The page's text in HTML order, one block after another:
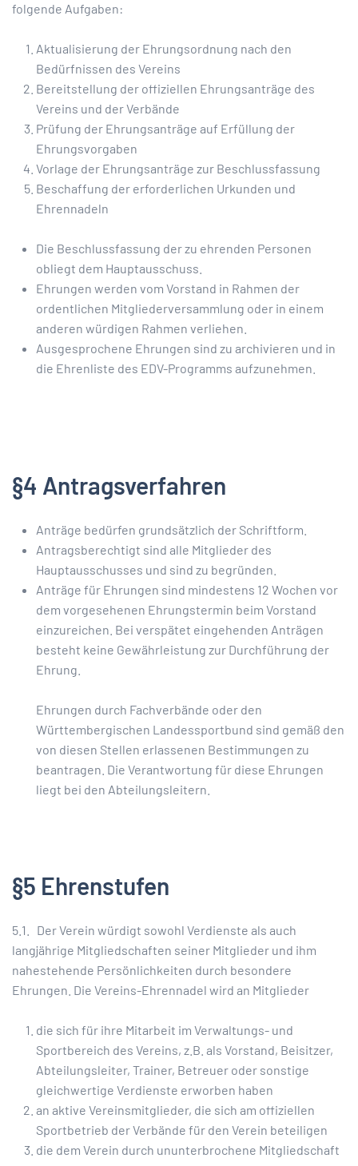
folgende Aufgaben:
Aktualisierung der Ehrungsordnung nach den
Bedürfnissen des Vereins
Bereitstellung der offiziellen Ehrungsanträge des
Vereins und der Verbände
Prüfung der Ehrungsanträge auf Erfüllung der
Ehrungsvorgaben
Vorlage der Ehrungsanträge zur Beschlussfassung
Beschaffung der erforderlichen Urkunden und
Ehrennadeln
Die Beschlussfassung der zu ehrenden Personen
obliegt dem Hauptausschuss.
Ehrungen werden vom Vorstand in Rahmen der
ordentlichen Mitgliederversammlung oder in einem
anderen würdigen Rahmen verliehen.
Ausgesprochene Ehrungen sind zu archivieren und in
die Ehrenliste des EDV-Programms aufzunehmen.
§4 Antragsverfahren
Anträge bedürfen grundsätzlich der Schriftform.
Antragsberechtigt sind alle Mitglieder des
Hauptausschusses und sind zu begründen.
Anträge für Ehrungen sind mindestens 12 Wochen vor
dem vorgesehenen Ehrungstermin beim Vorstand
einzureichen. Bei verspätet eingehenden Anträgen
besteht keine Gewährleistung zur Durchführung der
Ehrung.
Ehrungen durch Fachverbände oder den
Württembergischen Landessportbund sind gemäß den
von diesen Stellen erlassenen Bestimmungen zu
beantragen. Die Verantwortung für diese Ehrungen
liegt bei den Abteilungsleitern.
§5 Ehrenstufen
5.1. Der Verein würdigt sowohl Verdienste als auch
langjährige Mitgliedschaften seiner Mitglieder und ihm
nahestehende Persönlichkeiten durch besondere
Ehrungen. Die Vereins-Ehrennadel wird an Mitglieder
die sich für ihre Mitarbeit im Verwaltungs- und
Sportbereich des Vereins, z.B. als Vorstand, Beisitzer,
Abteilungsleiter, Trainer, Betreuer oder sonstige
gleichwertige Verdienste erworben haben
an aktive Vereinsmitglieder, die sich am offiziellen
Sportbetrieb der Verbände für den Verein beteiligen
die dem Verein durch ununterbrochene Mitgliedschaft